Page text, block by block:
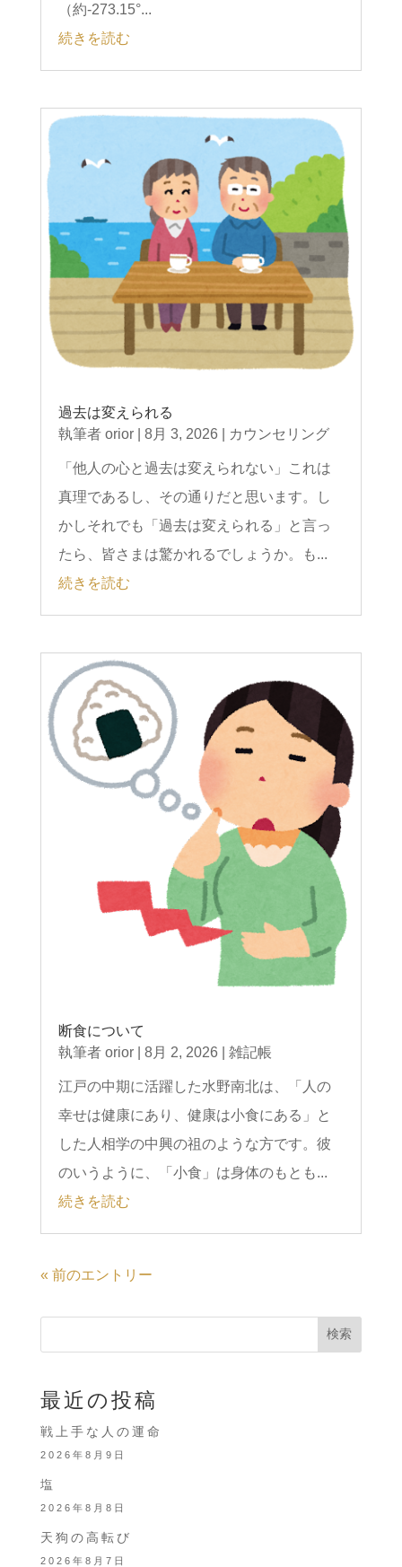
（約-273.15°...
続きを読む
過去は変えられる
執筆者 orior| 8月 3, 2026 カウンセリング
「他人の心と過去は変えられない」これは
真理であるし、その通りだと思います。し
かしそれでも「過去は変えられる」と言っ
たら、皆さまは驚かれるでしょうか。も...
続きを読む
断食について
執筆者 orior| 8月 2, 2026 雑記帳
江戸の中期に活躍した水野南北は、「人の
幸せは健康にあり、健康は小食にある」と
した人相学の中興の祖のような方です。彼
のいうように、「小食」は身体のもとも...
続きを読む
« 前のエントリー
検索
最近の投稿
戦上手な人の運命
2026年8月9日
塩
2026年8月8日
天狗の高転び
2026年8月7日